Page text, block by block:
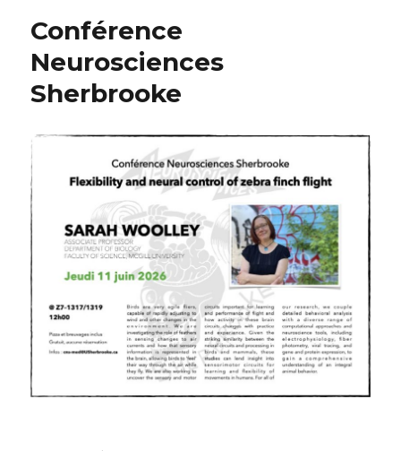
Conférence
Neurosciences
Sherbrooke